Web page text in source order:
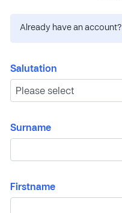
Already have an account?
Salutation
Surname
Firstname